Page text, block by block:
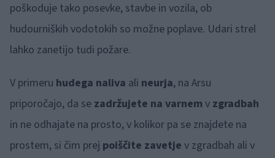
poškoduje tako posevke, stavbe in vozila, ob
hudourniških vodotokih so možne poplave. Udari strel
lahko zanetijo tudi požare.
V primeru hudega naliva ali neurja, na Arsu
priporočajo, da se zadržujete na varnem v zgradbah
in ne odhajate na prosto, v kolikor pa se znajdete na
prostem, si čim prej poiščite zavetje v zgradbah ali v